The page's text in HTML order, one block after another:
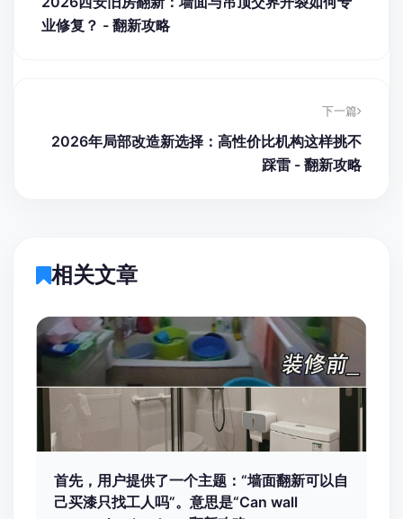
业修复？ - 翻新攻略
下一篇
2026年局部改造新选择：高性价比机构这样挑不
踩雷 - 翻新攻略
相关文章
首先，用户提供了一个主题：“墙面翻新可以自
己买漆只找工人吗”。意思是“Can wall